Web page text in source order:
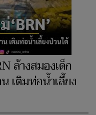
ล้างสมองเด็ก
เติมท่อน้ำเลี้ยง